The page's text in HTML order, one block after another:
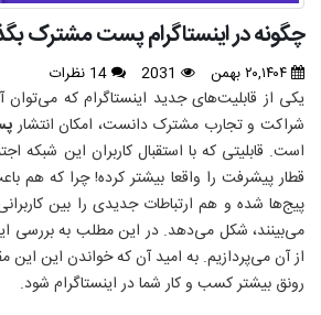
چگونه در اینستاگرام پست مشترک
یکی از قابلیت‌های جدید اینستاگرام که
شراکت و تجارب مشترک دانست، امکان انتشار
است. قابلیتی که با استقبال کاربران این شبکه
قطار پیشرفت را واقعا بیشتر کرده! چرا که هم
پیج‌ها شده و هم ارتباطات جدیدی را بین
می‌بینند، شکل می‌دهد. در این مطلب به بررسی
از آن می‌پردازیم. به امید آن که خواندن این این
رونق بیشتر کسب و کار شما در اینستاگرام شود.